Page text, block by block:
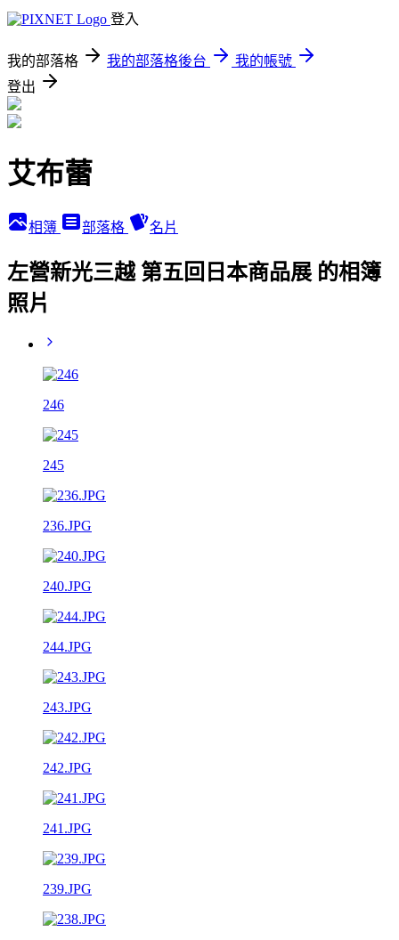
登入
我的部落格 我的部落格後台
我的帳號
登出
艾布蕾
相簿 部落格 名片
左營新光三越 第五回日本商品展 的相簿
照片
246
245
236.JPG
240.JPG
244.JPG
243.JPG
242.JPG
241.JPG
239.JPG